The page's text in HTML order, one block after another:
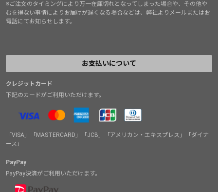
※ご注文のタイミングにより万一在庫切れとなってしまった場合や、その他や
むを得ない事情によりお届けが遅くなる場合などは、弊社よりメールまたはお
電話にてお知らせします。
お支払いについて
クレジットカード
下記のカードがご利用いただけます。
「VISA」「MASTERCARD」「JCB」「アメリカン・エキスプレス」「ダイナ
ース」
PayPay
PayPay決済がご利用いただけます。